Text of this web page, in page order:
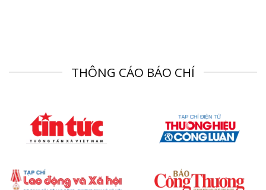
THÔNG CÁO BÁO CHÍ